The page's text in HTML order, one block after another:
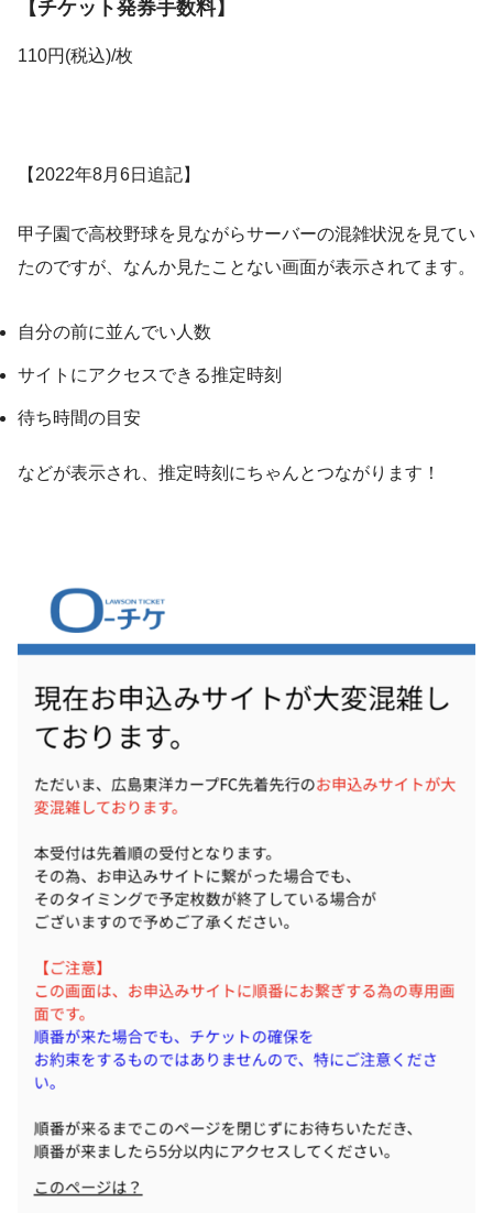
【チケット発券手数料】
110円(税込)/枚
【2022年8月6日追記】
甲子園で高校野球を見ながらサーバーの混雑状況を見てい
たのですが、なんか見たことない画面が表示されてます。
自分の前に並んでい人数
サイトにアクセスできる推定時刻
待ち時間の目安
などが表示され、推定時刻にちゃんとつながります！